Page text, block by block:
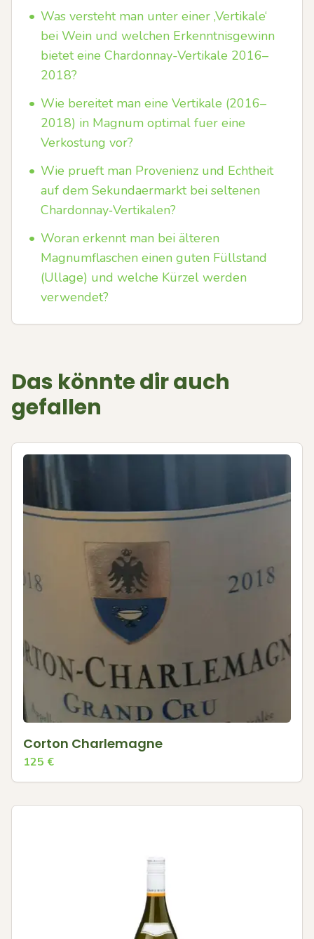
• Was versteht man unter einer ‚Vertikale‘
bei Wein und welchen Erkenntnisgewinn
bietet eine Chardonnay-Vertikale 2016–
2018?
• Wie bereitet man eine Vertikale (2016–
2018) in Magnum optimal fuer eine
Verkostung vor?
• Wie prueft man Provenienz und Echtheit
auf dem Sekundaermarkt bei seltenen
Chardonnay‑Vertikalen?
• Woran erkennt man bei älteren
Magnumflaschen einen guten Füllstand
(Ullage) und welche Kürzel werden
verwendet?
Das könnte dir auch
gefallen
Corton Charlemagne
125 €